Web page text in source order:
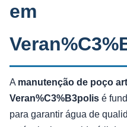
em
A manutenção de poço
Veran%C3%B3polis é
para garantir água de